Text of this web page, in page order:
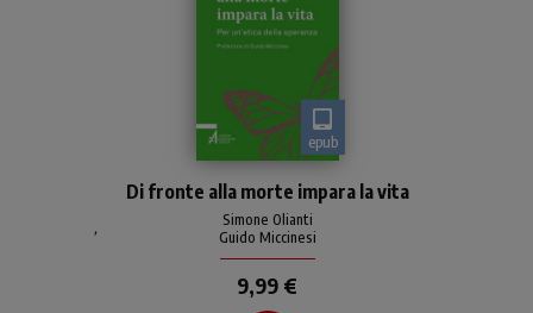
epub
meglio? Come si fa a vivere
bene, nonostante le
inevitabili contraddizioni e
Di fronte alla morte impara la vita
Simone Olianti
,
Guido Miccinesi
9,99 €